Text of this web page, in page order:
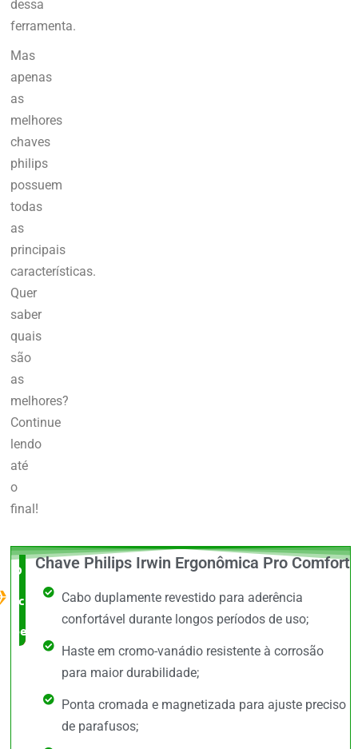
dessa
ferramenta.
Mas
apenas
as
melhores
chaves
philips
possuem
todas
as
principais
características.
Quer
saber
quais
são
as
melhores?
Continue
lendo
até
o
final!
O Melhor
custo x
benefício
Chave Philips Irwin Ergonômica Pro Comfort
Cabo duplamente revestido para aderência
confortável durante longos períodos de uso;
Haste em cromo-vanádio resistente à corrosão
para maior durabilidade;
Ponta cromada e magnetizada para ajuste preciso
de parafusos;